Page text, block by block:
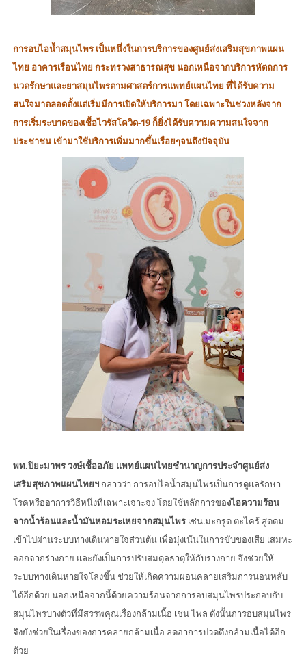
การอบไอน้ำสมุนไพรเป็นหนึ่งในการบริการของศูนย์ส่งเสริมสุขภาพแผน
ไทย อาคารเรือนไทย กระทรวงสาธารณสุข นอกเหนือจากบริการหัตถการ
นวดรักษาและยาสมุนไพรตามศาสตร์การแพทย์แผนไทย ที่ได้รับความ
สนใจมาตลอดตั้งแต่เริ่มมีการเปิดให้บริการมา โดยเฉพาะในช่วงหลังจาก
การเริ่มระบาดของเชื้อไวรัสโควิด-19 ก็ยิ่งได้รับความความสนใจจาก
ประชาชน เข้ามาใช้บริการเพิ่มมากขึ้นเรื่อยๆจนถึงปัจจุบัน
พท.ปิยะมาพร วงษ์เชื้ออภัย แพทย์แผนไทยชำนาญการประจำศูนย์ส่ง
เสริมสุขภาพแผนไทยฯกล่าวว่า การอบไอน้ำสมุนไพรเป็นการดูแลรักษา
โรคหรืออาการวิธีหนึ่งที่เฉพาะเจาะจง โดยใช้หลักการของไอความร้อน
จากน้ำร้อนและน้ำมันหอมระเหยจากสมุนไพรเช่น.มะกรูด ตะไคร้ สูดดม
เข้าไปผ่านระบบทางเดินหายใจส่วนต้น เพื่อมุ่งเน้นในการขับของเสีย เสมหะ
ออกจากร่างกาย และยังเป็นการปรับสมดุลธาตุให้กับร่างกาย จึงช่วยให้
ระบบทางเดินหายใจโล่งขึ้น ช่วยให้เกิดความผ่อนคลายเสริมการนอนหลับ
ได้อีกด้วย นอกเหนือจากนี้ด้วยความร้อนจากการอบสมุนไพรประกอบกับ
สมุนไพรบางตัวที่มีสรรพคุณเรื่องกล้ามเนื้อ เช่น ไพล ดังนั้นการอบสมุนไพร
จึงยังช่วยในเรื่องของการคลายกล้ามเนื้อ ลดอาการปวดตึงกล้ามเนื้อได้อีก
ด้วย